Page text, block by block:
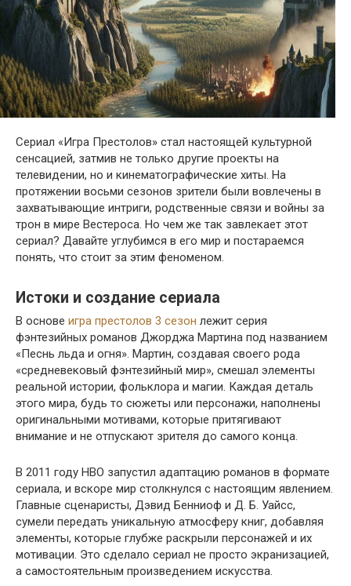
Сериал «Игра Престолов» стал настоящей культурной
сенсацией, затмив не только другие проекты на
телевидении, но и кинематографические хиты. На
протяжении восьми сезонов зрители были вовлечены в
захватывающие интриги, родственные связи и войны за
трон в мире Вестероса. Но чем же так завлекает этот
сериал? Давайте углубимся в его мир и постараемся
понять, что стоит за этим феноменом.
Истоки и создание сериала
В основе игра престолов 3 сезон лежит серия
фэнтезийных романов Джорджа Мартина под названием
«Песнь льда и огня». Мартин, создавая своего рода
«средневековый фэнтезийный мир», смешал элементы
реальной истории, фольклора и магии. Каждая деталь
этого мира, будь то сюжеты или персонажи, наполнены
оригинальными мотивами, которые притягивают
внимание и не отпускают зрителя до самого конца.
В 2011 году HBO запустил адаптацию романов в формате
сериала, и вскоре мир столкнулся с настоящим явлением.
Главные сценаристы, Дэвид Бенниоф и Д. Б. Уайсс,
сумели передать уникальную атмосферу книг, добавляя
элементы, которые глубже раскрыли персонажей и их
мотивации. Это сделало сериал не просто экранизацией,
а самостоятельным произведением искусства.